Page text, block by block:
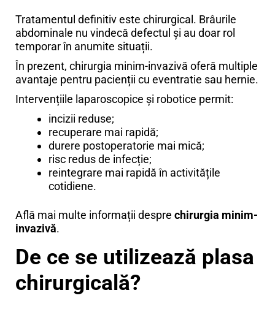
Tratamentul definitiv este chirurgical. Brâurile
abdominale nu vindecă defectul și au doar rol
temporar în anumite situații.
În prezent, chirurgia minim-invazivă oferă multiple
avantaje pentru pacienții cu eventratie sau hernie.
Intervențiile laparoscopice și robotice permit:
incizii reduse;
recuperare mai rapidă;
durere postoperatorie mai mică;
risc redus de infecție;
reintegrare mai rapidă în activitățile
cotidiene.
Află mai multe informații despre chirurgia minim-
invazivă.
De ce se utilizează plasa
chirurgicală?